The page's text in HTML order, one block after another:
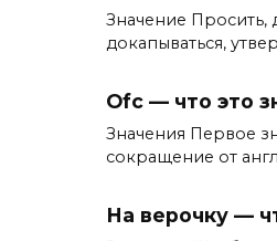
Значение Просить,
докапываться,
Ofc — что это
Значения Первое
сокращение от
На верочку —